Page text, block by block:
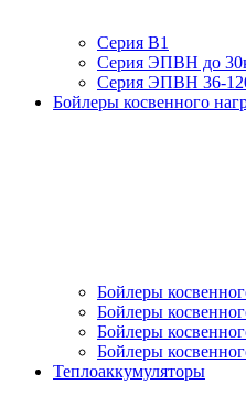
Серия В1
Серия ЭПВН до
Серия ЭПВН 36-
Бойлеры косвенного
Бойлеры
Бойлеры
Бойлеры
Бойлеры
Теплоаккумуляторы